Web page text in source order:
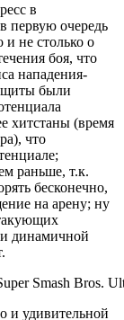
в
первую очередь
и не столько о
боя, что
нападения-
были
хитстаны (время
что
раньше, т.к.
бесконечно,
на арену; ну
динамичной
и удивительной